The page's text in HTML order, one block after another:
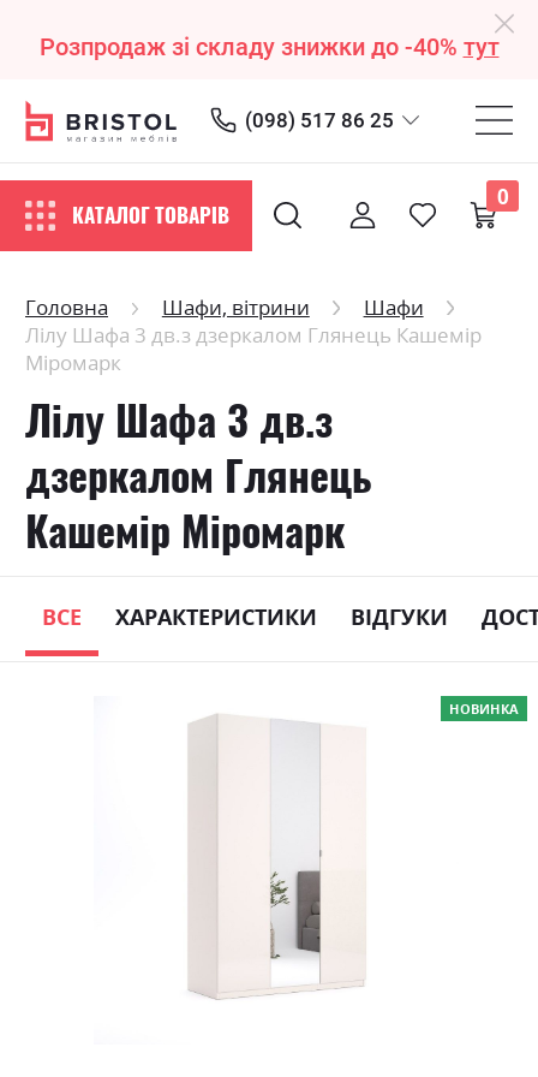
Розпродаж зі складу знижки до -40% тут
(098) 517 86 25
КАТАЛОГ ТОВАРІВ
0
Головна Шафи, вітрини
Шафи
Лілу Шафа 3 дв.з дзеркалом Глянець Кашемір
Міромарк
Лілу Шафа 3 дв.з
дзеркалом Глянець
Кашемір Міромарк
ВСЕ ХАРАКТЕРИСТИКИ ВІДГУКИ
НОВИНКА